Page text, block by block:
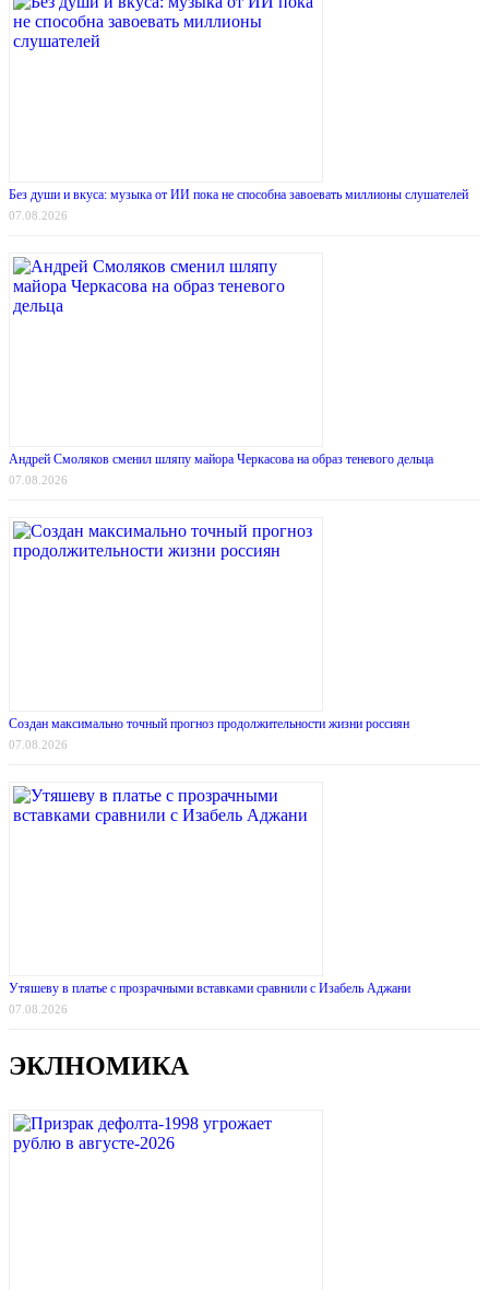
Без души и вкуса: музыка от ИИ пока не способна завоевать миллионы слушателей
07.08.2026
Андрей Смоляков сменил шляпу майора Черкасова на образ теневого дельца
07.08.2026
Создан максимально точный прогноз продолжительности жизни россиян
07.08.2026
Утяшеву в платье с прозрачными вставками сравнили с Изабель Аджани
07.08.2026
ЭКЛНОМИКА